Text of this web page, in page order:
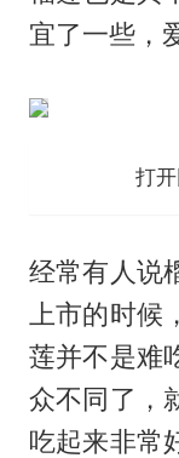
宜了一些，
打
经常有人说
上市的时
莲并不是难
众不同了，
吃起来非常